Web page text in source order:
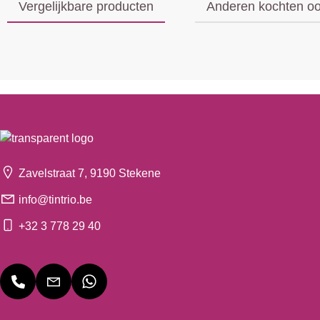
Vergelijkbare producten Anderen kochten
Zavelstraat 7, 9190 Stekene
info@tintrio.be
+32 3 778 29 40